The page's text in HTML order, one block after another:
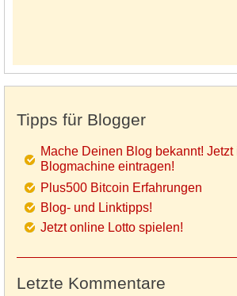
Tipps für Blogger
Mache Deinen Blog bekannt! Jetzt
Blogmachine eintragen!
Plus500 Bitcoin Erfahrungen
Blog- und Linktipps!
Jetzt online Lotto spielen!
Letzte Kommentare